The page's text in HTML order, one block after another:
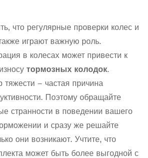
что регулярные проверки колес и
играют важную роль.
в колесах может привести к
тормозных колодок.
– частая причина
Поэтому обращайте
странности в поведении вашего
и сразу же решайте
они возникают. Учтите, что
может быть более выгодной с